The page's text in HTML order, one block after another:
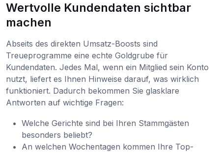
Wertvolle Kundendaten sichtbar
machen
Abseits des direkten Umsatz-Boosts sind
Treueprogramme eine echte Goldgrube für
Kundendaten. Jedes Mal, wenn ein Mitglied sein Konto
nutzt, liefert es Ihnen Hinweise darauf, was wirklich
funktioniert. Dadurch bekommen Sie glasklare
Antworten auf wichtige Fragen:
Welche Gerichte sind bei Ihren Stammgästen
besonders beliebt?
An welchen Wochentagen kommen Ihre Top-